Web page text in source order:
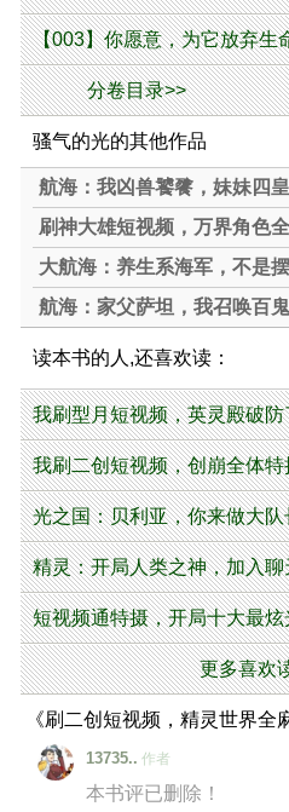
【003】你愿意，为它放弃生
分卷目录>>
骚气的光的其他作品
航海：我凶兽饕餮，妹妹四
刷神大雄短视频，万界角色
大航海：养生系海军，不是
航海：家父萨坦，我召唤百
读本书的人,还喜欢读：
我刷型月短视频，英灵殿破防
我刷二创短视频，创崩全体特
光之国：贝利亚，你来做大队
精灵：开局人类之神，加入聊
短视频通特摄，开局十大最炫
更多喜欢
《刷二创短视频，精灵世界全
13735.. 作者
本书评已删除！